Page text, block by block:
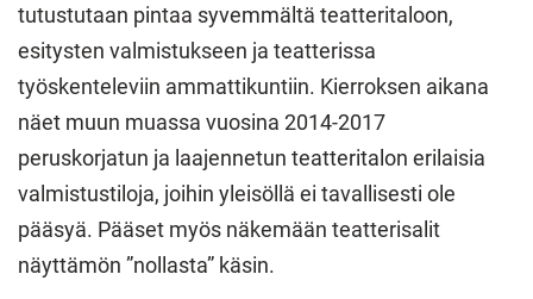
tutustutaan pintaa syvemmältä teatteritaloon,
esitysten valmistukseen ja teatterissa
työskenteleviin ammattikuntiin. Kierroksen aikana
näet muun muassa vuosina 2014-2017
peruskorjatun ja laajennetun teatteritalon erilaisia
valmistustiloja, joihin yleisöllä ei tavallisesti ole
pääsyä. Pääset myös näkemään teatterisalit
näyttämön ”nollasta” käsin.